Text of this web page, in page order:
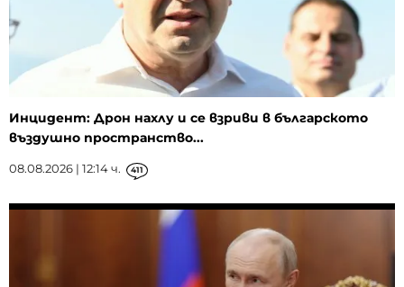
Инцидент: Дрон нахлу и се взриви в българското
въздушно пространство...
08.08.2026 | 12:14 ч. 411